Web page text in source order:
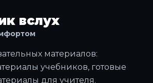
вслух
материалов:
учебников, готовые
для учителя.